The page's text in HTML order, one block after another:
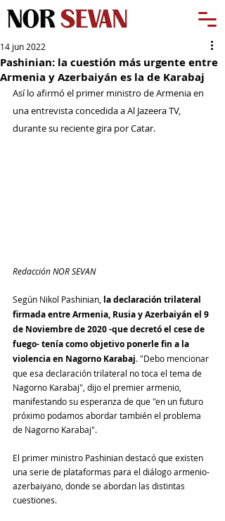
Pashinian: la cuestión más urgente entre
Armenia y Azerbaiyán es la de Karabaj
14 jun 2022
Así lo afirmó el primer ministro de Armenia en
una entrevista concedida a Al Jazeera TV,
durante su reciente gira por Catar.
Redacción NOR SEVAN
Según Nikol Pashinian, la declaración trilateral
firmada entre Armenia, Rusia y Azerbaiyán el 9
de Noviembre de 2020 -que decretó el cese de
fuego- tenía como objetivo ponerle fin a la
violencia en Nagorno Karabaj. "Debo mencionar
que esa declaración trilateral no toca el tema de
Nagorno Karabaj", dijo el premier armenio,
manifestando su esperanza de que "en un futuro
próximo podamos abordar también el problema
de Nagorno Karabaj".
El primer ministro Pashinian destacó que existen
una serie de plataformas para el diálogo armenio-
azerbaiyano, donde se abordan las distintas
cuestiones.